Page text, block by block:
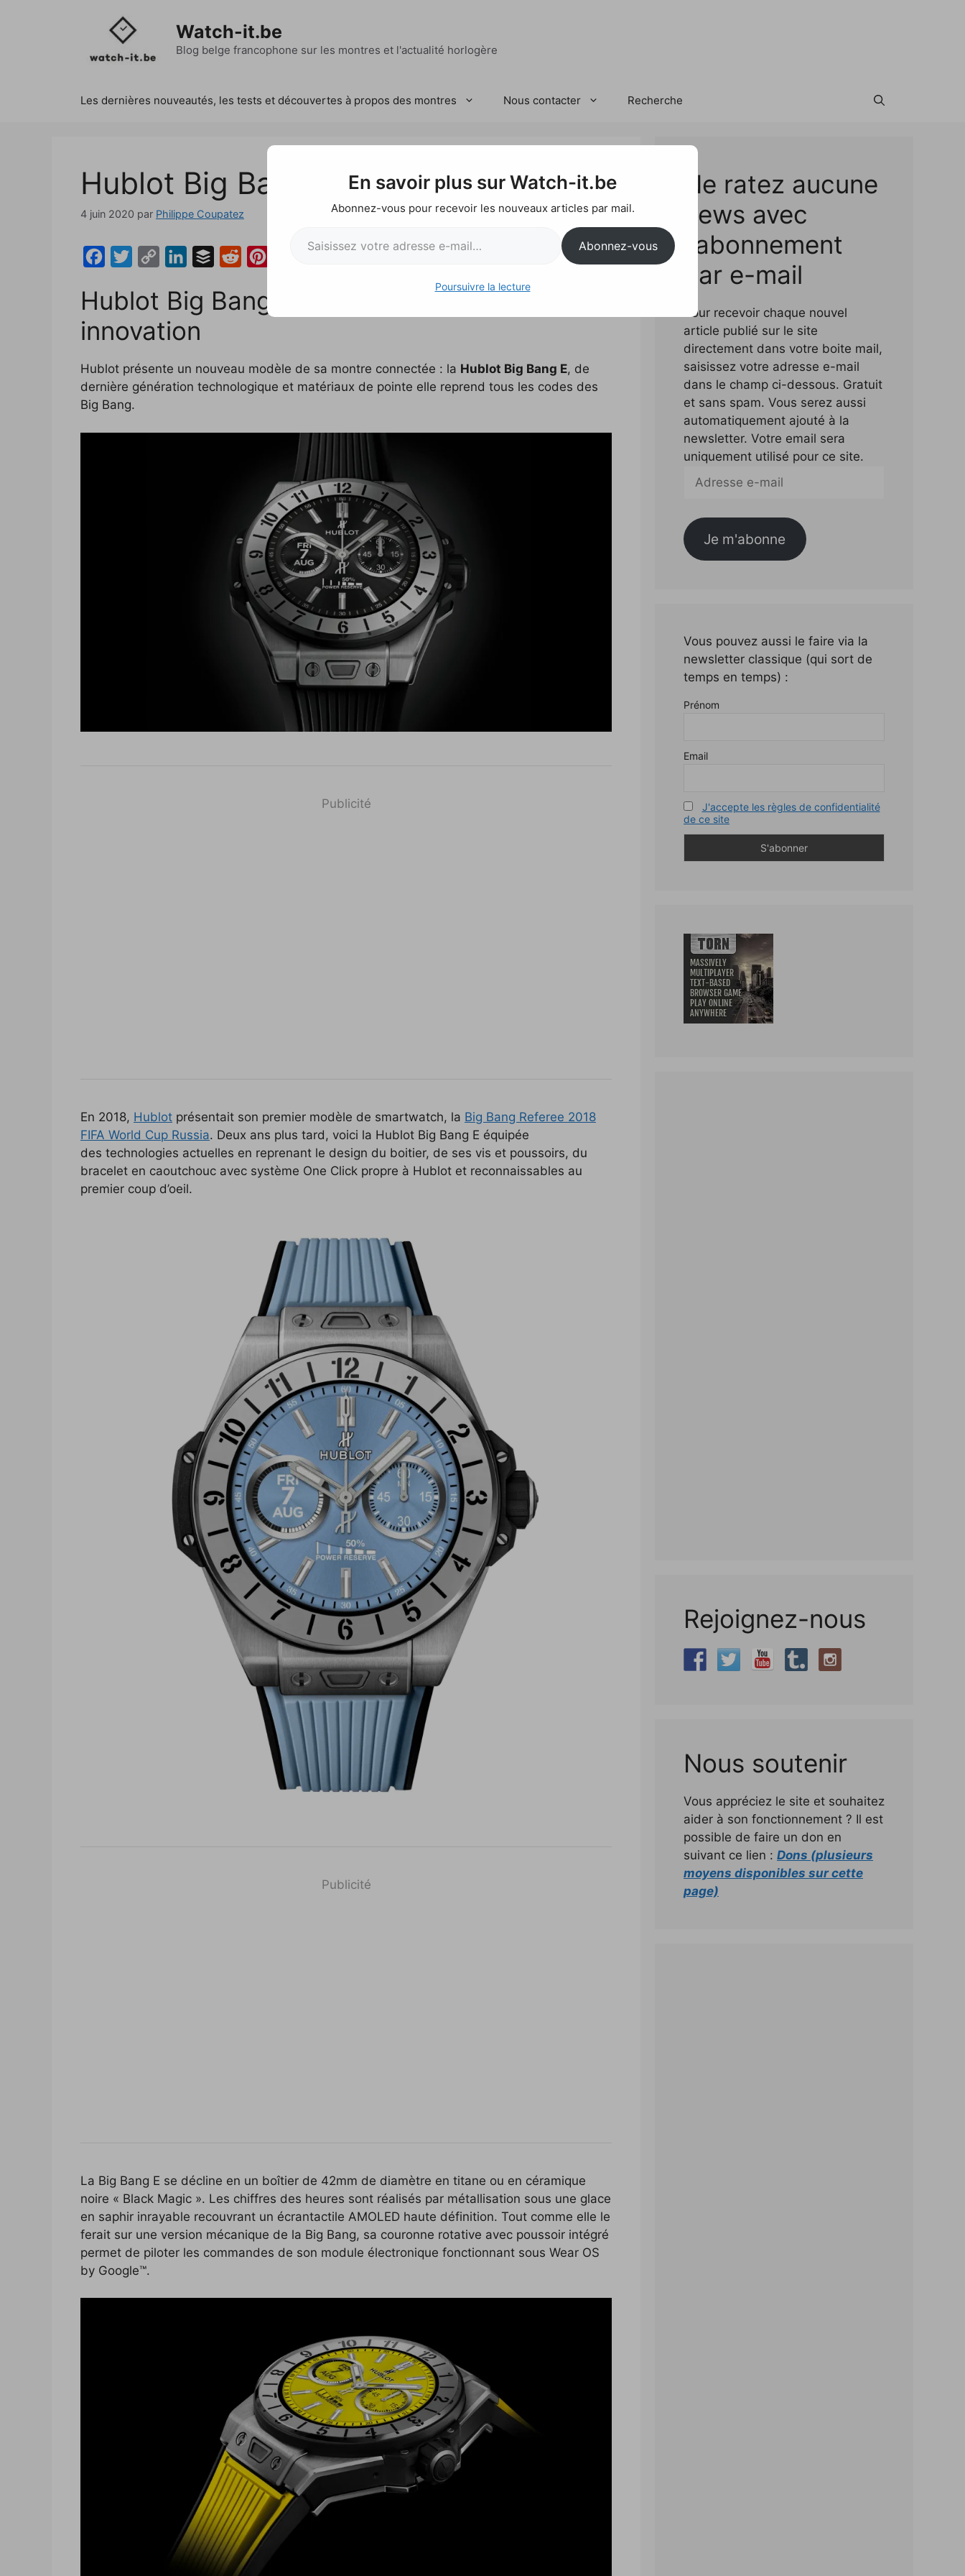
Watch-it.be
Blog belge francophone sur les montres et l'actualité horlogère
Les dernières nouveautés, les tests et découvertes à propos des montres Nous contacter Recherche
Hublot Big Bang E
4 juin 2020 par Philippe Coupatez
c
b
o
o
k
t
e
r
y
L
i
n
n
e
d
I
f
r
d
t
t
r
e
t
Hublot Big Bang E, fusion entre tradition et
innovation
Hublot présente un nouveau modèle de sa montre connectée : la Hublot Big Bang E, de
dernière génération technologique et matériaux de pointe elle reprend tous les codes des
Big Bang.
Publicité
En 2018, Hublot présentait son premier modèle de smartwatch, la Big Bang Referee 2018
FIFA World Cup Russia. Deux ans plus tard, voici la Hublot Big Bang E équipée
des technologies actuelles en reprenant le design du boitier, de ses vis et poussoirs, du
bracelet en caoutchouc avec système One Click propre à Hublot et reconnaissables au
premier coup d’oeil.
Publicité
La Big Bang E se décline en un boîtier de 42mm de diamètre en titane ou en céramique
noire « Black Magic ». Les chiffres des heures sont réalisés par métallisation sous une glace
en saphir inrayable recouvrant un écrantactile AMOLED haute définition. Tout comme elle le
ferait sur une version mécanique de la Big Bang, sa couronne rotative avec poussoir intégré
permet de piloter les commandes de son module électronique fonctionnant sous Wear OS
by Google™.
Ne ratez aucune
news avec
l'abonnement
par e-mail
Pour recevoir chaque nouvel
article publié sur le site
directement dans votre boite mail,
saisissez votre adresse e-mail
dans le champ ci-dessous. Gratuit
et sans spam. Vous serez aussi
automatiquement ajouté à la
newsletter. Votre email sera
uniquement utilisé pour ce site.
e-
Je m'abonne
Vous pouvez aussi le faire via la
newsletter classique (qui sort de
temps en temps) :
Prénom
Email
J'accepte les règles de confidentialité
de ce site
Rejoignez-nous
Nous soutenir
Vous appréciez le site et souhaitez
aider à son fonctionnement ? Il est
possible de faire un don en
suivant ce lien : Dons (plusieurs
moyens disponibles sur cette
page)
En savoir plus sur Watch-it.be
Abonnez-vous pour recevoir les nouveaux articles par mail.
Abonnez-vous
Poursuivre la lecture